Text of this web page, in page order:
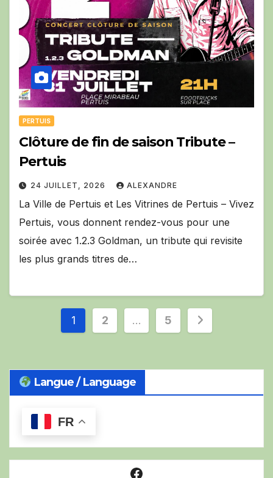
PERTUIS
Clôture de fin de saison Tribute –
Pertuis
24 JUILLET, 2026 ALEXANDRE
La Ville de Pertuis et Les Vitrines de Pertuis – Vivez
Pertuis, vous donnent rendez-vous pour une
soirée avec 1.2.3 Goldman, un tribute qui revisite
les plus grands titres de…
Pagination
publications
1 2 … 5
Langue / Language
FR
Facebook